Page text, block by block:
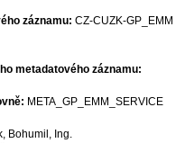
záznamu: CZ-CUZK-GP_EMM
metadatového záznamu:
META_GP_EMM_SERVICE
Bohumil, Ing.